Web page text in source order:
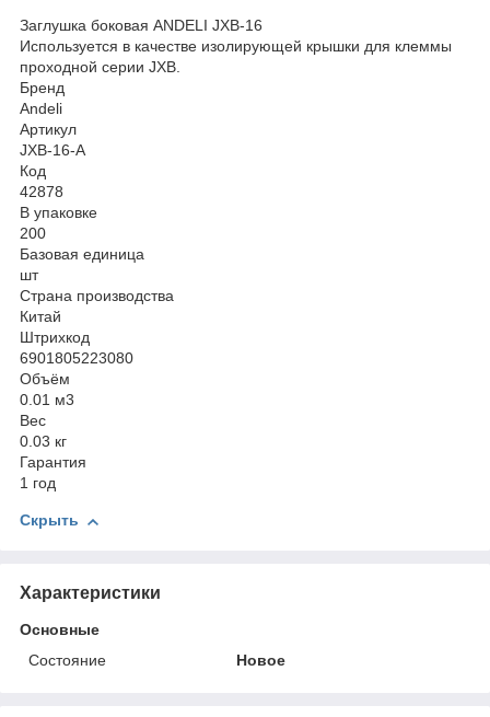
Заглушка боковая ANDELI JXB-16
Используется в качестве изолирующей крышки для клеммы
проходной серии JXB.
Бренд
Andeli
Артикул
JXB-16-A
Код
42878
В упаковке
200
Базовая единица
шт
Страна производства
Китай
Штрихкод
6901805223080
Объём
0.01 м3
Вес
0.03 кг
Гарантия
1 год
Скрыть
Характеристики
Основные
Состояние
Новое